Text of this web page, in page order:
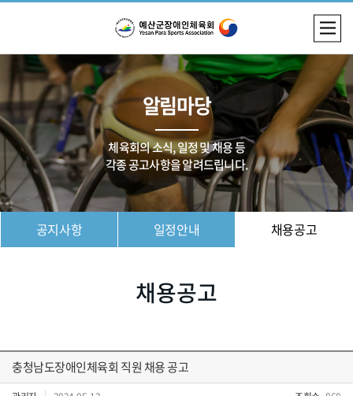
알림마당
체육회의 소식, 일정 및 채용 등
각종 공고사항을 알려드립니다.
공지사항 일정안내 채용공고
채용공고
충청남도장애인체육회 직원 채용 공고